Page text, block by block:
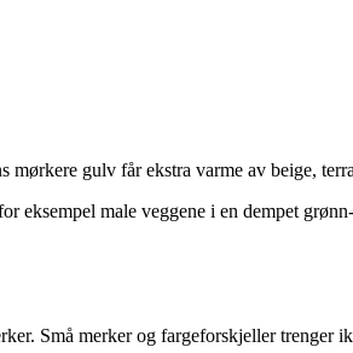
gulv får ekstra varme av beige,
eksempel male veggene i en dempet
Små merker og fargeforskjeller trenger